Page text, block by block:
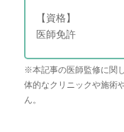
【資格】
医師免許
※本記事の医師監修に関
体的なクリニックや施術
ん。